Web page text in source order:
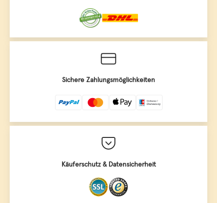
Sichere Zahlungsmöglichkeiten
Käuferschutz & Datensicherheit